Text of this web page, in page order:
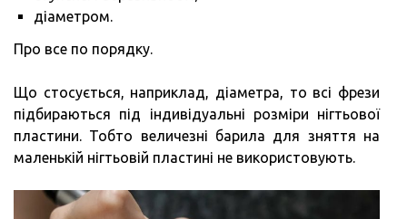
діаметром.
Про все по порядку.
Що стосується, наприклад, діаметра, то всі фрези
підбираються під індивідуальні розміри нігтьової
пластини. Тобто величезні барила для зняття на
маленькій нігтьовій пластині не використовують.